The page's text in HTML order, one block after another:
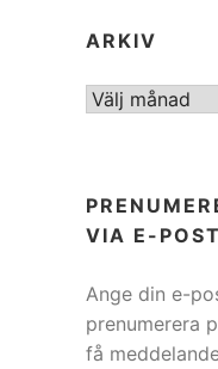
ARKIV
ARKIV
VIA E-POST
Ange din e-
prenumerera
få